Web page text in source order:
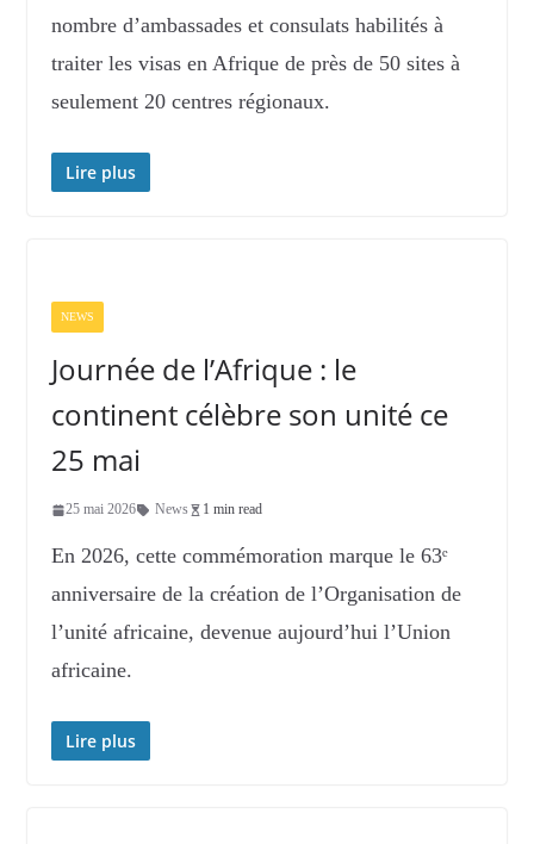
nombre d’ambassades et consulats habilités à
traiter les visas en Afrique de près de 50 sites à
seulement 20 centres régionaux.
Lire plus
NEWS
Journée de l’Afrique : le
continent célèbre son unité ce
25 mai
25 mai 2026 News 1 min read
En 2026, cette commémoration marque le 63ᵉ
anniversaire de la création de l’Organisation de
l’unité africaine, devenue aujourd’hui l’Union
africaine.
Lire plus